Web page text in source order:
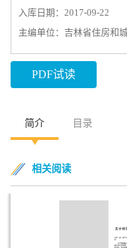
入库日期：2017-09-22
主编单位：吉林省住房和
PDF试读
简介 目录
相关阅读